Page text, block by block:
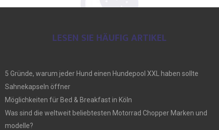
LESEN SIE HÄUFIG ARTIKEL
5 Gründe, warum jeder Hund einen Hundepool XXL haben sollte
Sahnekapseln öffner
Möglichkeiten für Bed & Breakfast in Köln
Was sind die weltweit beliebtesten Motorrad Chopper Marken und
modelle?